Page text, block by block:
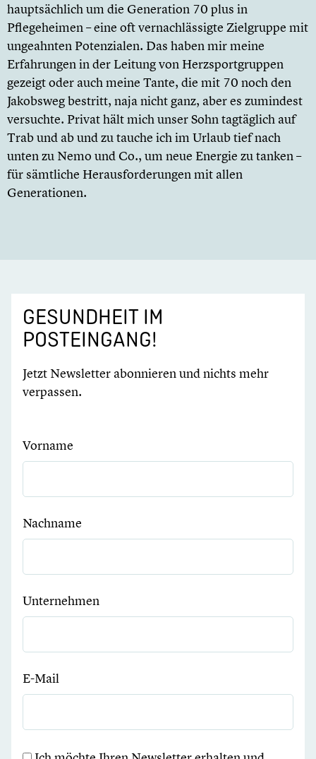
hauptsächlich um die Generation 70 plus in
Pflegeheimen – eine oft vernachlässigte Zielgruppe mit
ungeahnten Potenzialen. Das haben mir meine
Erfahrungen in der Leitung von Herzsportgruppen
gezeigt oder auch meine Tante, die mit 70 noch den
Jakobsweg bestritt, naja nicht ganz, aber es zumindest
versuchte. Privat hält mich unser Sohn tagtäglich auf
Trab und ab und zu tauche ich im Urlaub tief nach
unten zu Nemo und Co., um neue Energie zu tanken –
für sämtliche Herausforderungen mit allen
Generationen.
GESUNDHEIT IM
POSTEINGANG!
Jetzt Newsletter abonnieren und nichts mehr
verpassen.
Vorname
Nachname
Unternehmen
E-Mail